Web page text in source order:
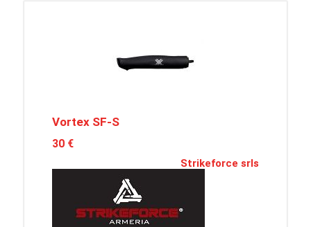
Vortex SF-S
30 €
Strikeforce srls